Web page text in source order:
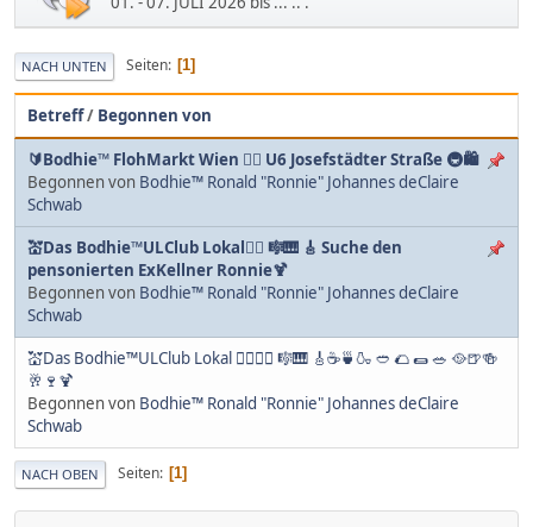
NACH UNTEN Seiten 1
Betreff/ Begonnen von
🔰Bodhie™ FlohMarkt Wien 🏳️‍🌈 U6 Josefstädter Straße 🚇🛍️
Begonnen von Bodhie™ Ronald "Ronnie" Johannes deClaire
Schwab
💒Das Bodhie™ULClub Lokal🤹‍♂️ 🎼🎹 🎸 Suche den
pensonierten ExKellner Ronnie🍹
Begonnen von Bodhie™ Ronald "Ronnie" Johannes deClaire
Schwab
💒Das Bodhie™ULClub Lokal 🤹‍♀️🤹‍♂️ 🎼🎹 🎸☕️🍵🍶 🥙 🌮 🌯 🥗 🥘🍺🍻
🥂🍷🍹
Begonnen von Bodhie™ Ronald "Ronnie" Johannes deClaire
Schwab
NACH OBEN Seiten 1